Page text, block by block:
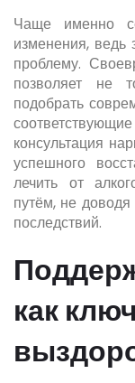
Чаще именно
изменения, ведь
проблему.
позволяет не
подобрать
консультация
успешного
лечить от
путём, не
последствий.
как